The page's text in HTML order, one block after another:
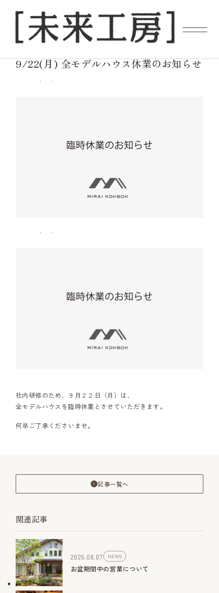
9/22(月) 全モデルハウス休業のお知らせ
社内研修のため、９月２２日（月）は、
全モデルハウスを臨時休業とさせていただきます。
何卒ご了承くださいませ。
記事一覧へ
関連記事
2026.08.07 NEWS
お盆期間中の営業について